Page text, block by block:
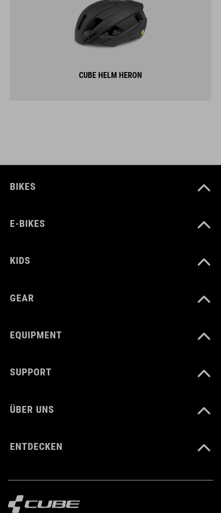
CUBE HELM HERON
BIKES
E-BIKES
KIDS
GEAR
EQUIPMENT
SUPPORT
ÜBER UNS
ENTDECKEN